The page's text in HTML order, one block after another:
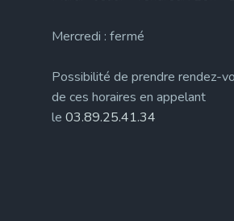
Mercredi : fermé
Possibilité de prendre rendez-
de ces horaires en appelant
le 03.89.25.41.34